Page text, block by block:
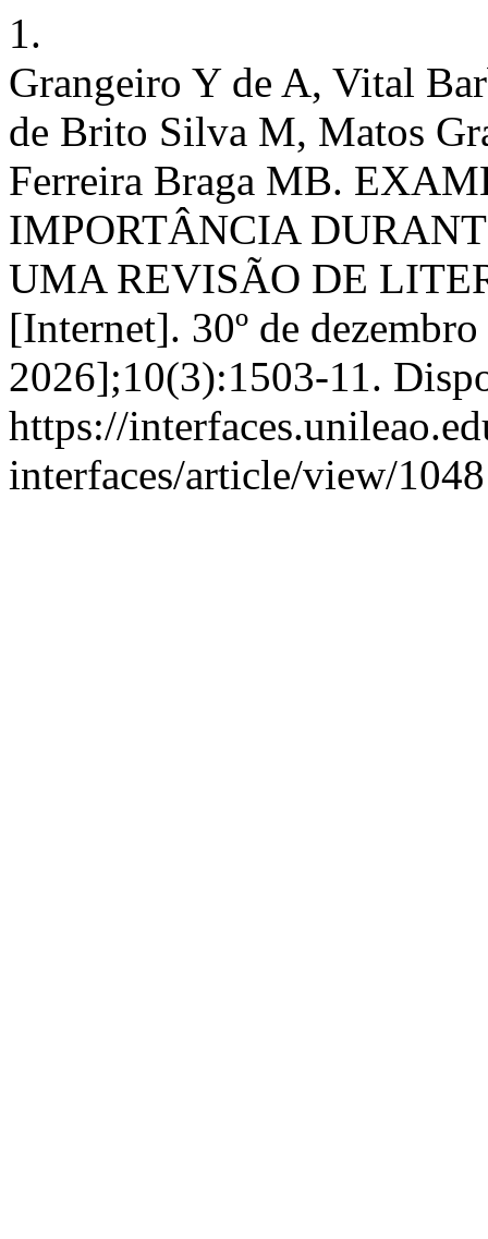
1.
Grangeiro Y de A, Vital
de Brito Silva M, Matos
Ferreira Braga MB.
IMPORTÂNCIA
UMA REVISÃO DE
[Internet]. 30º de
2026];10(3):1503-11.
https://
interfaces/article/view/1048